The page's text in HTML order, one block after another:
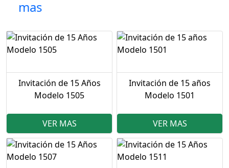
mas
Invitación de 15 Años
Modelo 1505
VER MAS
Invitación de 15 años
Modelo 1501
VER MAS